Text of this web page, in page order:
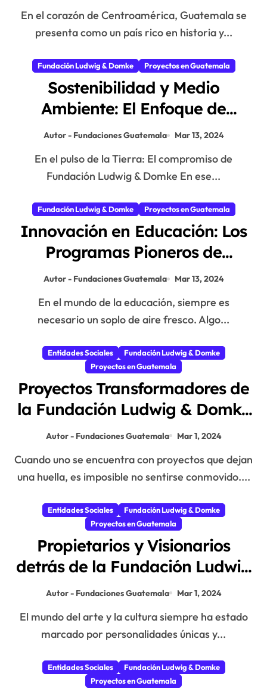
En el corazón de Centroamérica, Guatemala se
presenta como un país rico en historia y...
Fundación Ludwig & Domke Proyectos en Guatemala
Sostenibilidad y Medio
Ambiente: El Enfoque de
Fundación Ludwig & Domke
Autor - Fundaciones Guatemala Mar 13, 2024
En el pulso de la Tierra: El compromiso de
Fundación Ludwig & Domke En ese...
Fundación Ludwig & Domke Proyectos en Guatemala
Innovación en Educación: Los
Programas Pioneros de
Fundación Ludwig & Domke
Autor - Fundaciones Guatemala Mar 13, 2024
En el mundo de la educación, siempre es
necesario un soplo de aire fresco. Algo...
Entidades Sociales
Fundación Ludwig & Domke
Proyectos en Guatemala
Proyectos Transformadores de
la Fundación Ludwig & Domke
en Guatemala
Autor - Fundaciones Guatemala Mar 1, 2024
Cuando uno se encuentra con proyectos que dejan
una huella, es imposible no sentirse conmovido....
Entidades Sociales
Fundación Ludwig & Domke
Proyectos en Guatemala
Propietarios y Visionarios
detrás de la Fundación Ludwig
& Domke
Autor - Fundaciones Guatemala Mar 1, 2024
El mundo del arte y la cultura siempre ha estado
marcado por personalidades únicas y...
Entidades Sociales
Fundación Ludwig & Domke
Proyectos en Guatemala